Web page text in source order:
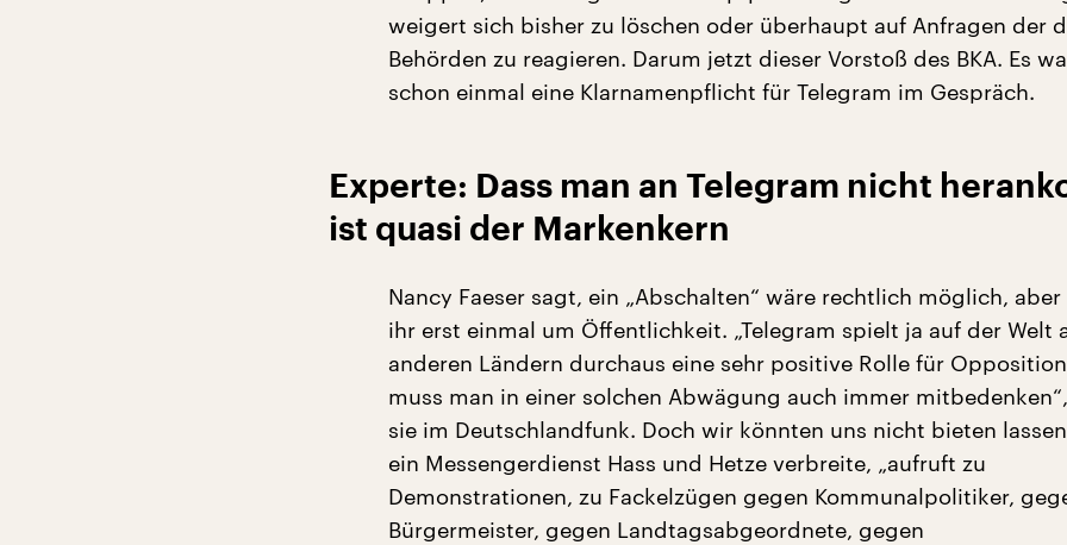
weigert sich bisher zu löschen oder überhaupt auf Anfragen der
Behörden zu reagieren. Darum jetzt dieser Vorstoß des BKA. Es
schon einmal eine Klarnamenpflicht für Telegram im Gespräch.
Experte: Dass man an Telegram nicht
ist quasi der Markenkern
Nancy Faeser sagt, ein „Abschalten“ wäre rechtlich möglich, aber
ihr erst einmal um Öffentlichkeit. „Telegram spielt ja auf der Welt
anderen Ländern durchaus eine sehr positive Rolle für
muss man in einer solchen Abwägung auch immer
sie im Deutschlandfunk. Doch wir könnten uns nicht bieten
ein Messengerdienst Hass und Hetze verbreite, „aufruft zu
Demonstrationen, zu Fackelzügen gegen Kommunalpolitiker,
Bürgermeister, gegen Landtagsabgeordnete, gegen